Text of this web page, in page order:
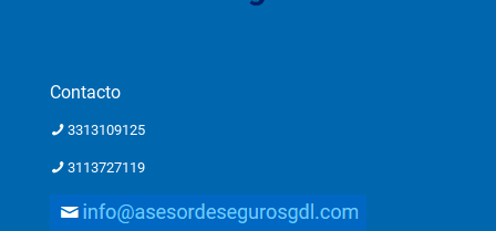
Contacto
3313109125
3113727119